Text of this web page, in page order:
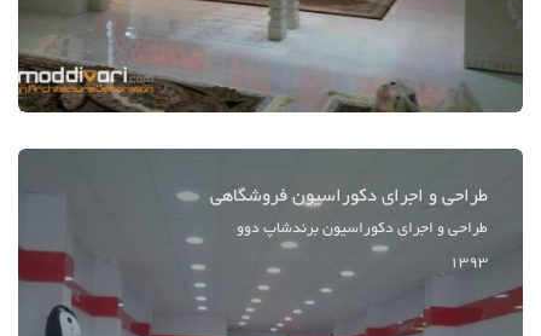
طراحی و اجرای دکوراسیون فروشگاهی
طراحی و اجرای دکوراسیون برندشاپ دوو
1393